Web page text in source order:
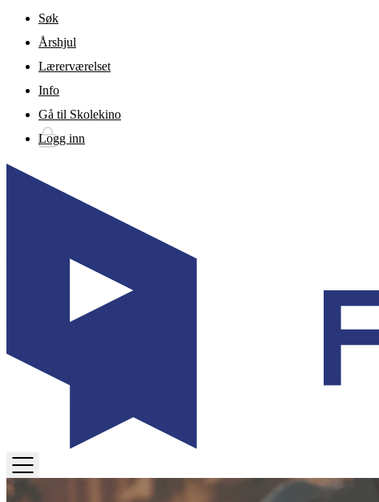
Gå til hovedinnhold
Søk
Årshjul
Lærerværelset
Info
Gå til Skolekino
Logg inn
TOGGLE